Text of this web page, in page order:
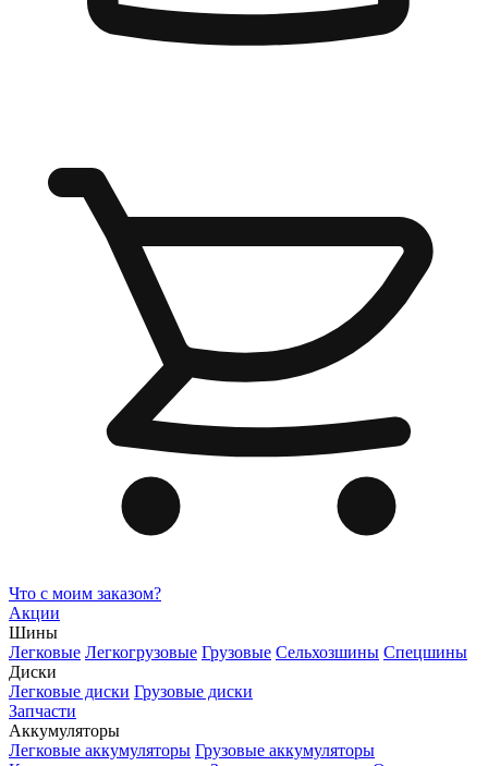
Что с моим заказом?
Акции
Шины
Легковые Легкогрузовые Грузовые Сельхозшины Спецшины
Диски
Легковые диски Грузовые диски
Запчасти
Аккумуляторы
Легковые аккумуляторы Грузовые аккумуляторы